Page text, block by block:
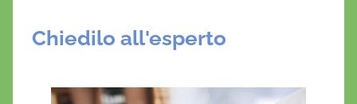
Chiedilo all'esperto